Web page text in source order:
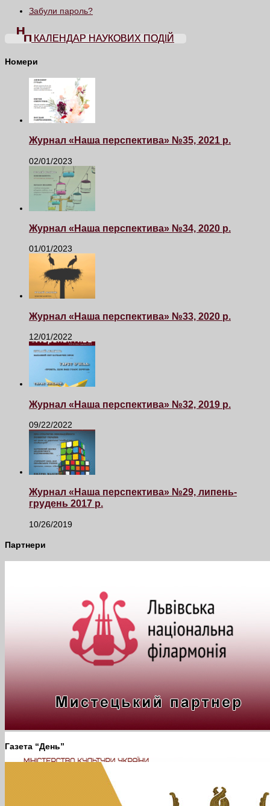
Забули пароль?
КАЛЕНДАР НАУКОВИХ ПОДІЙ
Номери
Журнал «Наша перспектива» №35, 2021 р.
02/01/2023
Журнал «Наша перспектива» №34, 2020 р.
01/01/2023
Журнал «Наша перспектива» №33, 2020 р.
12/01/2022
Журнал «Наша перспектива» №32, 2019 р.
09/22/2022
Журнал «Наша перспектива» №29, липень-
грудень 2017 р.
10/26/2019
Партнери
Газета “День”